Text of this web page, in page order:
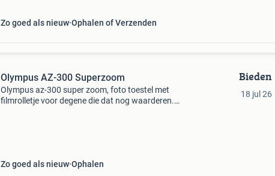
Zo goed als nieuw Ophalen of Verzenden
Olympus AZ-300 Superzoom
Olympus az-300 super zoom, foto toestel met
filmrolletje voor degene die dat nog waarderen.
Zo goed als nieuw Ophalen
Bieden
18 jul 26